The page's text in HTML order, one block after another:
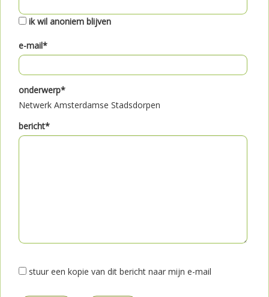
ik wil anoniem blijven
e-mail*
onderwerp*
Netwerk Amsterdamse Stadsdorpen
bericht*
stuur een kopie van dit bericht naar mijn e-mail